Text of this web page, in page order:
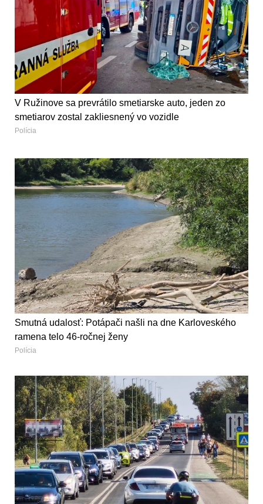
V Ružinove sa prevrátilo smetiarske auto, jeden zo
smetiarov zostal zakliesnený vo vozidle
Polícia
Smutná udalosť: Potápači našli na dne Karloveského
ramena telo 46-ročnej ženy
Polícia